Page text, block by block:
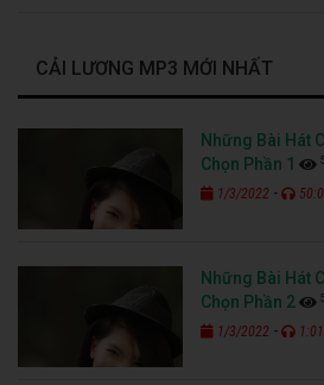
CẢI LƯƠNG MP3 MỚI NHẤT
Những Bài Hát
Chọn Phần 1
1/3/2022 -
Những Bài Hát
Chọn Phần 2
1/3/2022 -